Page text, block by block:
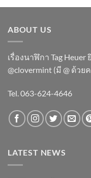
ABOUT US
เรื่องนาฬิกา Tag
@clovermint (มี @ ด้วย
Tel. 063-624-4646
LATEST NEWS